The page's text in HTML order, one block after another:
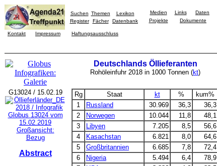
Suchen Themen
Lexikon
Register
Fächer Datenbank
Medien Links
Daten
Projekte
Dokumente
Kontakt Impressum Haftungsausschluss
Deutschlands Öllieferanten
Rohöleinfuhr 2018 in 1000 Tonnen (kt)
G13024 / 15.02.19
Großansicht:
Bezug
Abstract
Rg Staat kt %
kum%
1
Russland 30.969 36,3
36,3
2
Norwegen 10.044 11,8
48,1
3
Libyen 7.205 8,5
56,6
4
Kasachstan 6.821 8,0
64,6
5
Großbritannien 6.685 7,8
72,4
6
Nigeria 5.494 6,4
78,9